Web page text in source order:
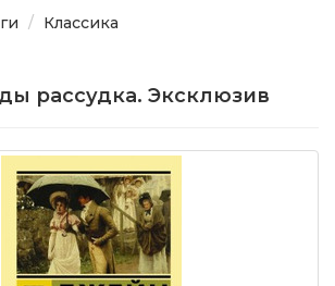
Классика
рассудка. Эксклюзив